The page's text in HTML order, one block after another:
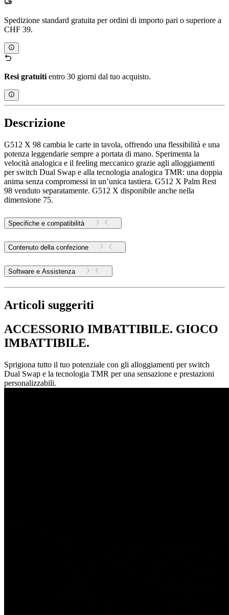
Spedizione standard gratuita per ordini di importo pari o superiore a
CHF 39.
Resi gratuiti entro 30 giorni dal tuo acquisto.
Descrizione
G512 X 98 cambia le carte in tavola, offrendo una flessibilità e una
potenza leggendarie sempre a portata di mano. Sperimenta la
velocità analogica e il feeling meccanico grazie agli alloggiamenti
per switch Dual Swap e alla tecnologia analogica TMR: una doppia
anima senza compromessi in un’unica tastiera. G512 X Palm Rest
98 venduto separatamente. G512 X disponibile anche nella
dimensione 75.
Specifiche e compatibilità
Contenuto della confezione
Software e Assistenza
Articoli suggeriti
ACCESSORIO IMBATTIBILE. GIOCO
IMBATTIBILE.
Sprigiona tutto il tuo potenziale con gli alloggiamenti per switch
Dual Swap e la tecnologia TMR per una sensazione e prestazioni
personalizzabili.